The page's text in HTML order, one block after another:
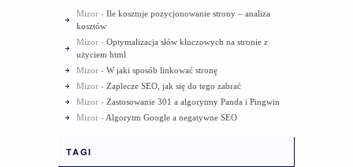
Mizor - Ile kosztuje pozycjonowanie strony – analiza
kosztów
Mizor - Optymalizacja słów kluczowych na stronie z
użyciem html
Mizor - W jaki sposób linkować stronę
Mizor - Zaplecze SEO, jak się do tego zabrać
Mizor - Zastosowanie 301 a algorytmy Panda i Pingwin
Mizor - Algorytm Google a negatywne SEO
TAGI